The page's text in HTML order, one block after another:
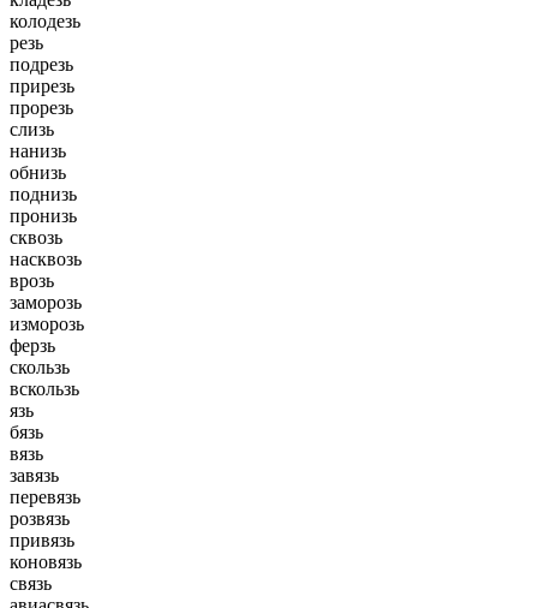
колодезь
резь
подрезь
прирезь
прорезь
слизь
нанизь
обнизь
поднизь
пронизь
сквозь
насквозь
врозь
заморозь
изморозь
ферзь
скользь
вскользь
язь
бязь
вязь
завязь
перевязь
розвязь
привязь
коновязь
связь